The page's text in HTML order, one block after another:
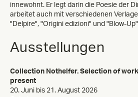
innewohnt. Er legt darin die Poesie der
arbeitet auch mit verschiedenen
"Delpire", "Origini edizioni" und "Blow-
Ausstellungen
Collection Nothelfer. Selection of
present
20. Juni bis 21. August 2026